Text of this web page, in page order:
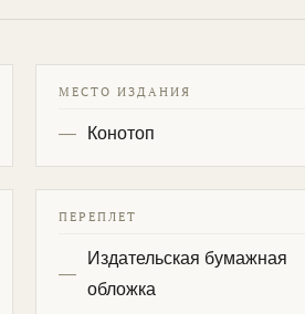
МЕСТО ИЗДАНИЯ
Конотоп
ПЕРЕПЛЕТ
Издательская бумажная
обложка